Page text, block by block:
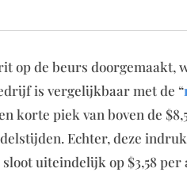
op de beurs doorgemaakt,
is vergelijkbaar met de “
korte piek van boven de
Echter, deze
uiteindelijk op $3,58